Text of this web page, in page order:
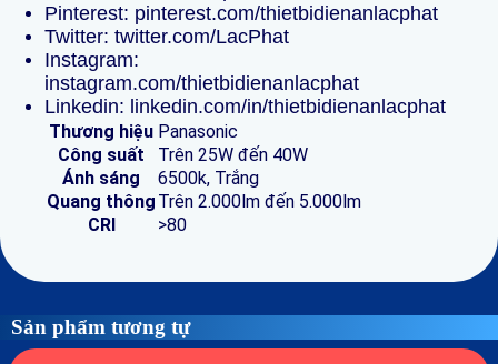
Pinterest: pinterest.com/thietbidienanlacphat
Twitter: twitter.com/LacPhat
Instagram:
instagram.com/thietbidienanlacphat
Linkedin: linkedin.com/in/thietbidienanlacphat
Thương hiệu Panasonic
Công suất
Trên 25W đến 40W
Ánh sáng
6500k, Trắng
Quang thông Trên 2.000lm đến 5.000lm
CRI
>80
Sản phẩm tương tự